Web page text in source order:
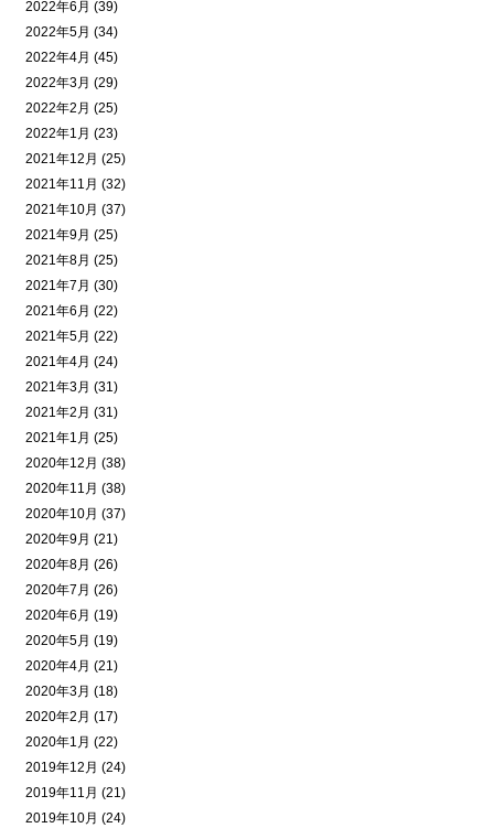
2022年6月 (39)
2022年5月 (34)
2022年4月 (45)
2022年3月 (29)
2022年2月 (25)
2022年1月 (23)
2021年12月 (25)
2021年11月 (32)
2021年10月 (37)
2021年9月 (25)
2021年8月 (25)
2021年7月 (30)
2021年6月 (22)
2021年5月 (22)
2021年4月 (24)
2021年3月 (31)
2021年2月 (31)
2021年1月 (25)
2020年12月 (38)
2020年11月 (38)
2020年10月 (37)
2020年9月 (21)
2020年8月 (26)
2020年7月 (26)
2020年6月 (19)
2020年5月 (19)
2020年4月 (21)
2020年3月 (18)
2020年2月 (17)
2020年1月 (22)
2019年12月 (24)
2019年11月 (21)
2019年10月 (24)